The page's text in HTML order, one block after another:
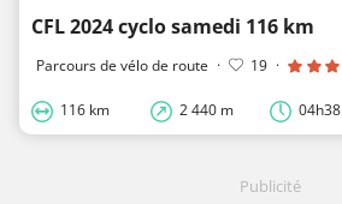
CFL 2024 cyclo samedi 116 km
Parcours de vélo de route · 19 ·
116 km 2 440 m 04h38
Publicité